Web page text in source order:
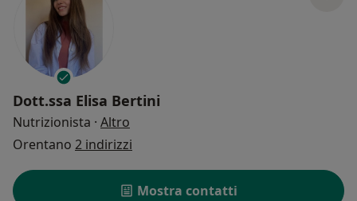
Dott.ssa Elisa Bertini
Nutrizionista · Altro
Orentano 2 indirizzi
Mostra contatti